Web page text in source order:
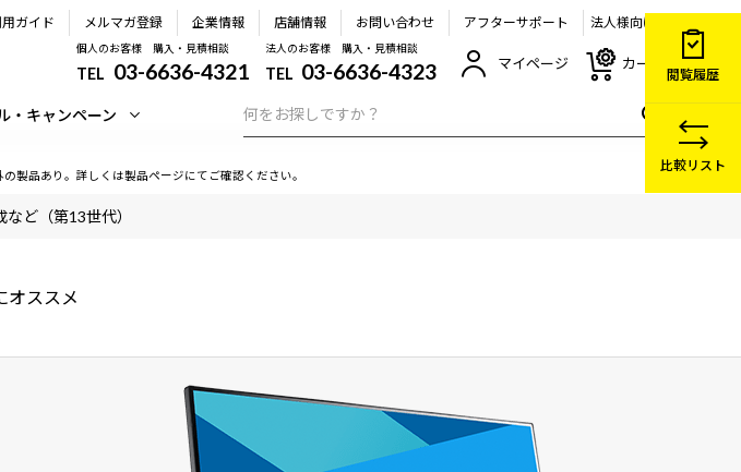
用ガイド メルマガ登録 企業情報 店舗情報 お問い合わせ アフターサポート 法人様向け
個人のお客様 購入・見積相談
TEL 03-6636-4321
法人のお客様 購入・見積相談
TEL 03-6636-4323 マイページ カート
・キャンペーン
の製品あり。詳しくは製品ページにてご確認ください。
ど（第13世代）
オススメ
閲覧履歴
比較リスト